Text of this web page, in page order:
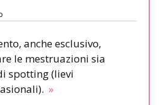
anche esclusivo,
le mestruazioni sia
spotting (lievi
»